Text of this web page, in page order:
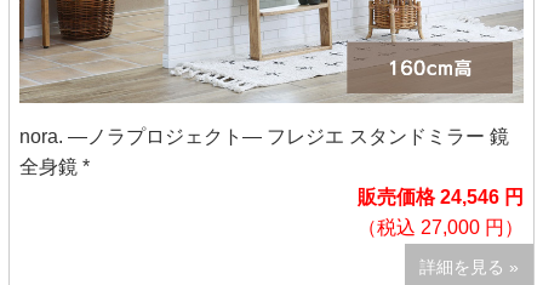
nora. ―ノラプロジェクト― フレジエ スタンドミラー 鏡
全身鏡 *
販売価格 24,546 円
（税込 27,000 円）
詳細を見る »